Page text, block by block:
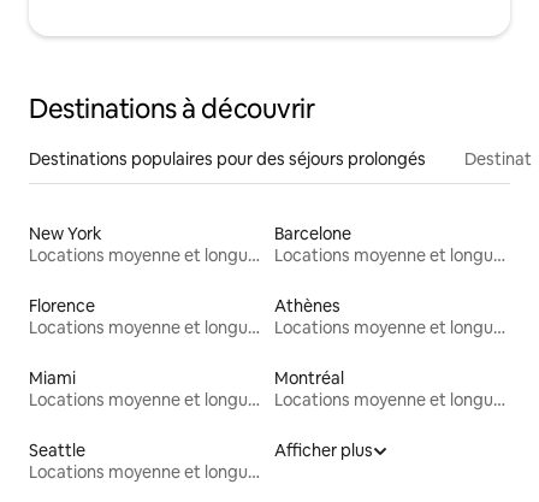
Destinations à découvrir
Destinations populaires pour des séjours prolongés
New York
Locations moyenne et longue durée
Barcelone
Locations moyenne et longue durée
Florence
Locations moyenne et longue durée
Athènes
Locations moyenne et longue durée
Miami
Locations moyenne et longue durée
Montréal
Locations moyenne et longue durée
Seattle
Locations moyenne et longue durée
Afficher plus